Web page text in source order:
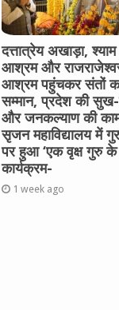
दत्तात्रेय अखाड़ा, श्याम
आश्रम और
आश्रम पहुंचकर संतों
सम्मान, प्रदेश की सुख-
और जनकल्याण की
सृजन महाविद्यालय में गुरु
पर हुआ ‘एक वृक्ष गुरु के
कार्यक्रम-
1 week ago